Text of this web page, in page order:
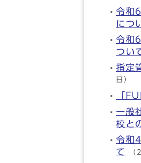
令和
につ
令和
つい
指定
日）
「
一般
校と
令和
て （